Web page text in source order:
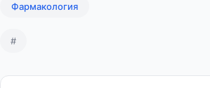
Фармакология
#